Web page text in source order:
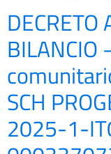
DECRETO
SCH
2025-1-